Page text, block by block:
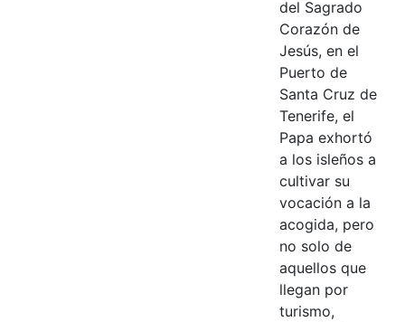
del Sagrado
Corazón de
Jesús, en el
Puerto de
Santa Cruz de
Tenerife, el
Papa exhortó
a los isleños a
cultivar su
vocación a la
acogida, pero
no solo de
aquellos que
llegan por
turismo,